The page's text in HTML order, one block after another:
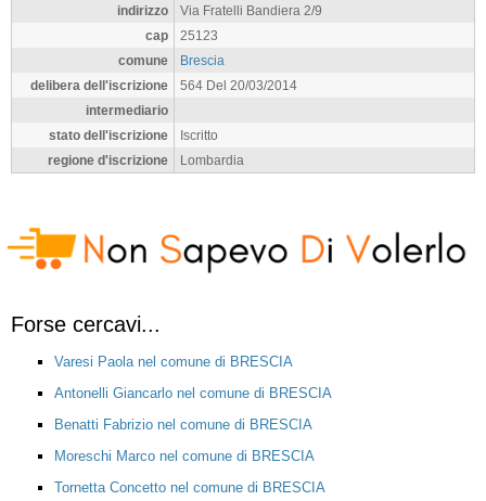
indirizzo
Via Fratelli Bandiera 2/9
cap
25123
comune
Brescia
delibera dell'iscrizione
564 Del 20/03/2014
intermediario
stato dell'iscrizione
Iscritto
regione d'iscrizione
Lombardia
Forse cercavi...
Varesi Paola nel comune di BRESCIA
Antonelli Giancarlo nel comune di BRESCIA
Benatti Fabrizio nel comune di BRESCIA
Moreschi Marco nel comune di BRESCIA
Tornetta Concetto nel comune di BRESCIA